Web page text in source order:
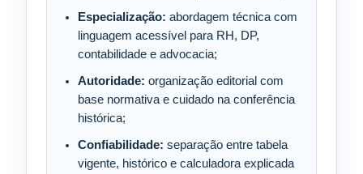
Especialização: abordagem técnica com
linguagem acessível para RH, DP,
contabilidade e advocacia;
Autoridade: organização editorial com
base normativa e cuidado na conferência
histórica;
Confiabilidade: separação entre tabela
vigente, histórico e calculadora explicada